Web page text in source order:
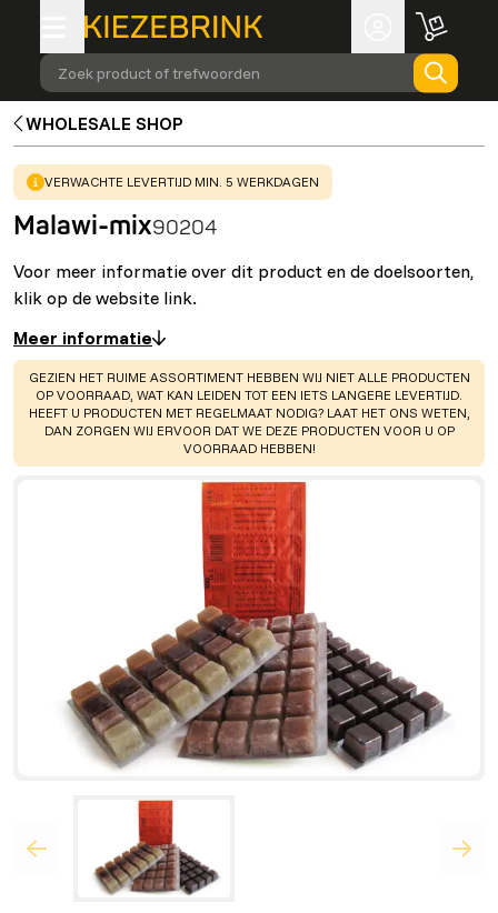
Zoek product of trefwoorden
WHOLESALE SHOP
WARNING:
VERWACHTE LEVERTIJD MIN. 5 WERKDAGEN
Malawi-mix90204
Voor meer informatie over dit product en de doelsoorten,
klik op de website link.
Meer informatie
WARNING:
GEZIEN HET RUIME ASSORTIMENT HEBBEN WIJ NIET ALLE PRODUCTEN
OP VOORRAAD, WAT KAN LEIDEN TOT EEN IETS LANGERE LEVERTIJD.
HEEFT U PRODUCTEN MET REGELMAAT NODIG? LAAT HET ONS WETEN,
DAN ZORGEN WIJ ERVOOR DAT WE DEZE PRODUCTEN VOOR U OP
VOORRAAD HEBBEN!